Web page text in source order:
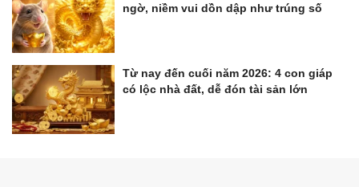
ngờ, niềm vui dồn dập như trúng số
Từ nay đến cuối năm 2026: 4 con giáp
có lộc nhà đất, dễ đón tài sản lớn